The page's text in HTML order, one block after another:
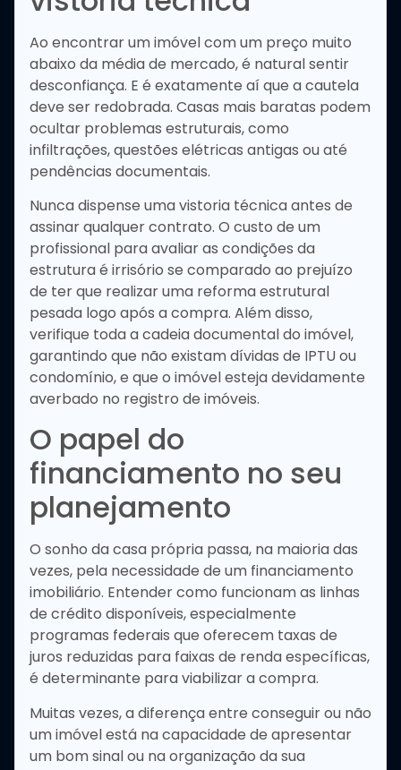
Ao encontrar um imóvel com um preço muito
abaixo da média de mercado, é natural sentir
desconfiança. E é exatamente aí que a cautela
deve ser redobrada. Casas mais baratas podem
ocultar problemas estruturais, como
infiltrações, questões elétricas antigas ou até
pendências documentais.
Nunca dispense uma vistoria técnica antes de
assinar qualquer contrato. O custo de um
profissional para avaliar as condições da
estrutura é irrisório se comparado ao prejuízo
de ter que realizar uma reforma estrutural
pesada logo após a compra. Além disso,
verifique toda a cadeia documental do imóvel,
garantindo que não existam dívidas de IPTU ou
condomínio, e que o imóvel esteja devidamente
averbado no registro de imóveis.
O papel do
financiamento no seu
planejamento
O sonho da casa própria passa, na maioria das
vezes, pela necessidade de um financiamento
imobiliário. Entender como funcionam as linhas
de crédito disponíveis, especialmente
programas federais que oferecem taxas de
juros reduzidas para faixas de renda específicas,
é determinante para viabilizar a compra.
Muitas vezes, a diferença entre conseguir ou não
um imóvel está na capacidade de apresentar
um bom sinal ou na organização da sua